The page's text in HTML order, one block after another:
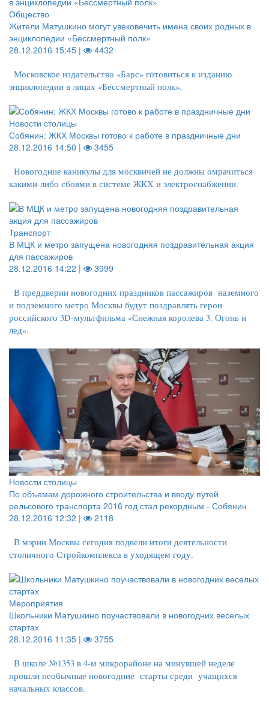
Общество
Жители Матушкино могут увековечить имена своих родных в
энциклопедии «Бессмертный полк»
28.12.2016 15:45 |
4432
Московское издательство «Барс» готовиться к изданию
энциклопедии в лицах «Бессмертный полк».
Новости столицы
Собянин: ЖКХ Москвы готово к работе в праздничные дни
28.12.2016 14:50 |
3455
Новогодние каникулы для москвичей не должны омрачиться
какими-либо сбоями в системе ЖКХ и электроснабжении.
Транспорт
В МЦК и метро запущена новогодняя поздравительная акция
для пассажиров
28.12.2016 14:22 |
3999
В преддверии новогодних праздников пассажиров наземного
и подземного метро Москвы будут поздравлять герои
российского 3D-мультфильма «Снежная королева 3. Огонь и
лед».
Новости столицы
По объемам дорожного строительства и вводу путей
рельсового транспорта 2016 год стал рекордным - Собянин
28.12.2016 12:32 |
2118
В мэрии Москвы сегодня подвели итоги деятельности
столичного Стройкомплекса в уходящем году.
Мероприятия
Школьники Матушкино поучаствовали в новогодних веселых
стартах
28.12.2016 11:35 |
3755
В школе №1353 в 4-м микрорайоне на минувшей неделе
прошли необычные новогодние старты среди учащихся
начальных классов.